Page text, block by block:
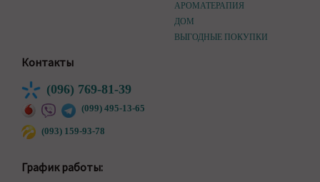
АРОМАТЕРАПИЯ
ДОМ
ВЫГОДНЫЕ ПОКУПКИ
Контакты
(096) 769-81-39
(099) 495-13-65
(093) 159-93-78
График работы: